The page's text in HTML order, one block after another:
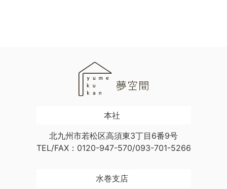
本社
北九州市若松区高須東3丁目6番9号
TEL/FAX：0120-947-570/093-701-5266
水巻支店